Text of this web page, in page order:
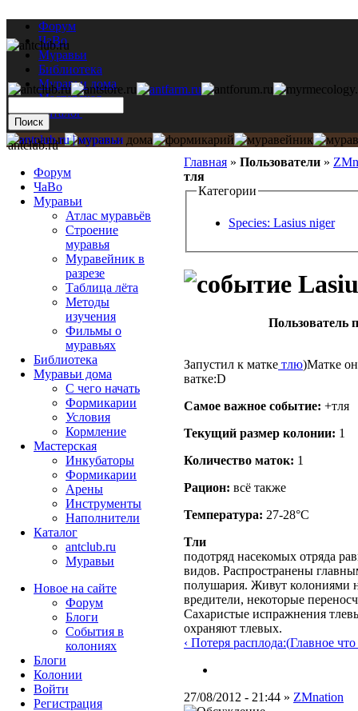
Форум
ЧаВо
Муравьи
Библиотека
Муравьи дома
Мастерская
Каталог
Главная » Пользователи »
тля
Категории
Species: Lasius niger
Пользователь
Запустил к матке тлю)Матке
ватке:D
Самое важное событие: +тля
Текущий размер кoлонии: 1
Количество маток: 1
Рацион: всё также
Температура: 27-28°C
Тли
подотряд насекомых отряда
видов. Распространены
полушария. Живут колониями
вредители, некоторые
Сахаристые испражнения
охраняют тлевых.
‹ Потеря расплода:(Главное
27/08/2012 - 21:44 » ZMnation
antclub.ru
Форум
ЧаВо
Муравьи
Атлас муравьёв
Строение
муравья
Муравейник в
разрезе
Таблица лёта
Методы
изучения
Фильмы о
муравьях
Библиотека
Муравьи дома
С чего начать
Формикарии
Условия
Кормление
Мастерская
Инкубаторы
Формикарии
Арены
Инструменты
Наполнители
Каталог
antclub.ru
Муравьи
Новое на сайте
Форум
Блоги
События в
колониях
Блоги
Колонии
Войти
Peгиcтpaция